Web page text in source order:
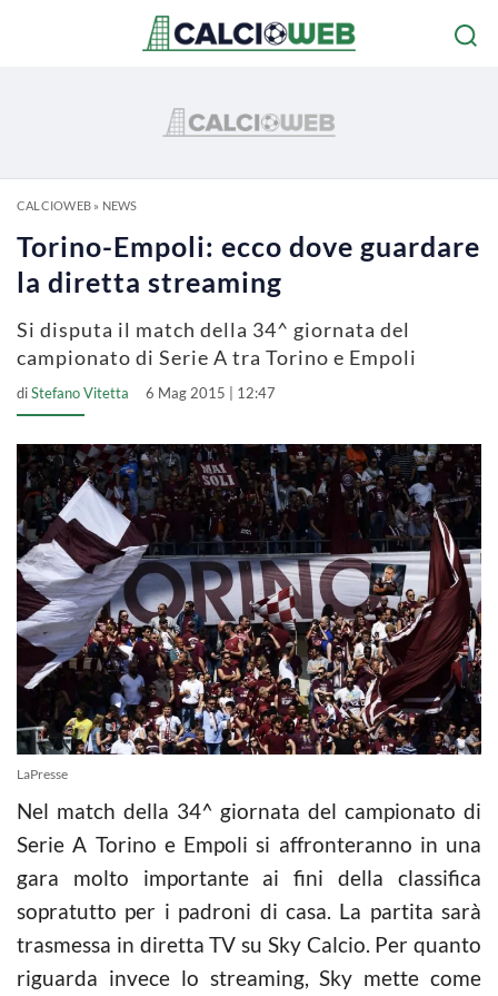
CALCIOWEB» NEWS
Torino-Empoli: ecco dove guardare
la diretta streaming
Si disputa il match della 34^ giornata del
campionato di Serie A tra Torino e Empoli
diStefano Vitetta 6 Mag 2015 | 12:47
LaPresse
Nel match della 34^ giornata del campionato di
Serie A Torino e Empoli si affronteranno in una
gara molto importante ai fini della classifica
sopratutto per i padroni di casa. La partita sarà
trasmessa in diretta TV su Sky Calcio. Per quanto
riguarda invece lo streaming, Sky mette come